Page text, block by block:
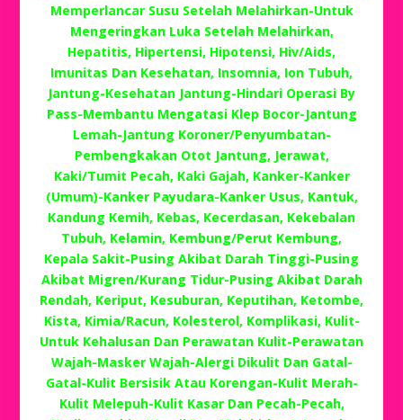
Memperlancar Susu Setelah Melahirkan-Untuk
Mengeringkan Luka Setelah Melahirkan,
Hepatitis, Hipertensi, Hipotensi, Hiv/Aids,
Imunitas Dan Kesehatan, Insomnia, Ion Tubuh,
Jantung-Kesehatan Jantung-Hindari Operasi By
Pass-Membantu Mengatasi Klep Bocor-Jantung
Lemah-Jantung Koroner/Penyumbatan-
Pembengkakan Otot Jantung, Jerawat,
Kaki/Tumit Pecah, Kaki Gajah, Kanker-Kanker
(Umum)-Kanker Payudara-Kanker Usus, Kantuk,
Kandung Kemih, Kebas, Kecerdasan, Kekebalan
Tubuh, Kelamin, Kembung/Perut Kembung,
Kepala Sakit-Pusing Akibat Darah Tinggi-Pusing
Akibat Migren/Kurang Tidur-Pusing Akibat Darah
Rendah, Keriput, Kesuburan, Keputihan, Ketombe,
Kista, Kimia/Racun, Kolesterol, Komplikasi, Kulit-
Untuk Kehalusan Dan Perawatan Kulit-Perawatan
Wajah-Masker Wajah-Alergi Dikulit Dan Gatal-
Gatal-Kulit Bersisik Atau Korengan-Kulit Merah-
Kulit Melepuh-Kulit Kasar Dan Pecah-Pecah,